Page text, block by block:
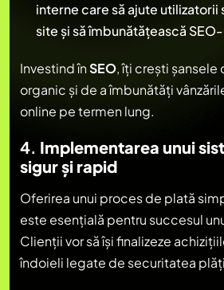
interne care să ajute utilizatorii
site și să îmbunătățească
Investind înSEO, îți crești șansele
organic și de a îmbunătăți
online pe termen lung.
4. Implementarea unui
sigur și rapid
Oferirea unui proces de plată
este esențială pentru succesul
Clienții vor să își finalizeze
îndoieli legate de securitatea